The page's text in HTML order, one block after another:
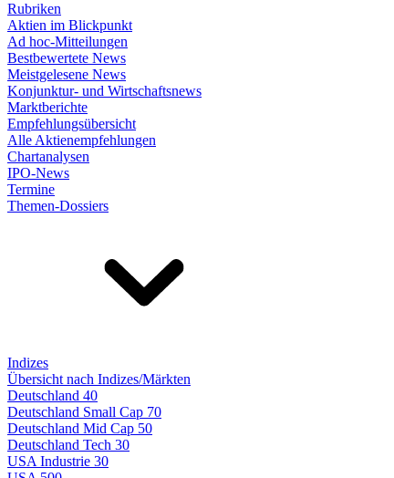
Rubriken
Aktien im Blickpunkt
Ad hoc-Mitteilungen
Bestbewertete News
Meistgelesene News
Konjunktur- und Wirtschaftsnews
Marktberichte
Empfehlungsübersicht
Alle Aktienempfehlungen
Chartanalysen
IPO-News
Termine
Themen-Dossiers
Indizes
Übersicht nach Indizes/Märkten
Deutschland 40
Deutschland Small Cap 70
Deutschland Mid Cap 50
Deutschland Tech 30
USA Industrie 30